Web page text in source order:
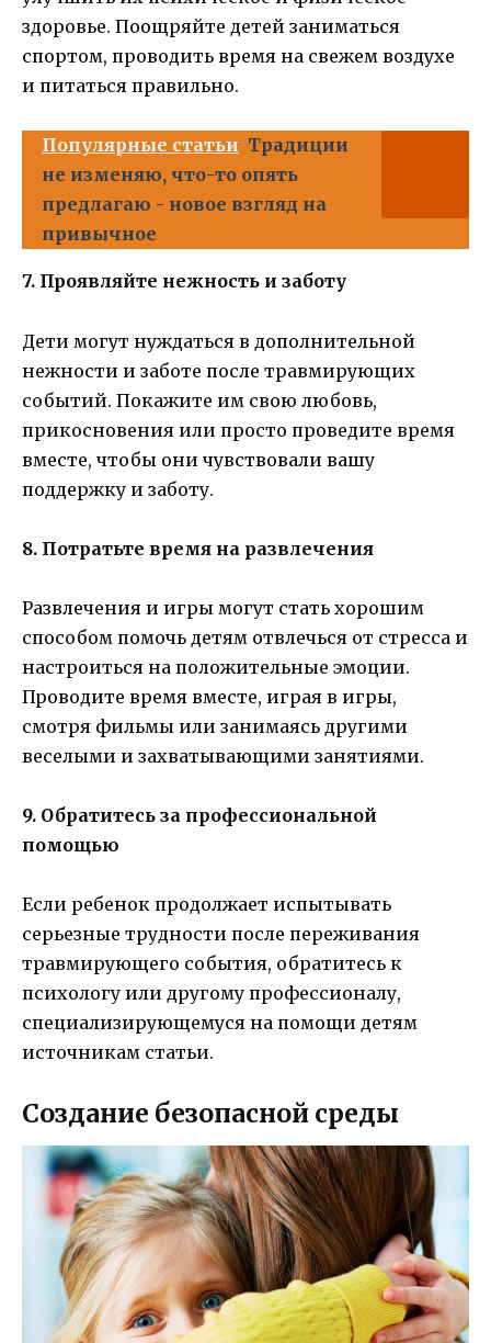
здоровье. Поощряйте детей заниматься
спортом, проводить время на свежем воздухе
и питаться правильно.
Популярные статьи Традиции
не изменяю, что-то опять
предлагаю - новое взгляд на
привычное
7. Проявляйте нежность и заботу
Дети могут нуждаться в дополнительной
нежности и заботе после травмирующих
событий. Покажите им свою любовь,
прикосновения или просто проведите время
вместе, чтобы они чувствовали вашу
поддержку и заботу.
8. Потратьте время на развлечения
Развлечения и игры могут стать хорошим
способом помочь детям отвлечься от стресса и
настроиться на положительные эмоции.
Проводите время вместе, играя в игры,
смотря фильмы или занимаясь другими
веселыми и захватывающими занятиями.
9. Обратитесь за профессиональной
помощью
Если ребенок продолжает испытывать
серьезные трудности после переживания
травмирующего события, обратитесь к
психологу или другому профессионалу,
специализирующемуся на помощи детям
источникам статьи.
Создание безопасной среды